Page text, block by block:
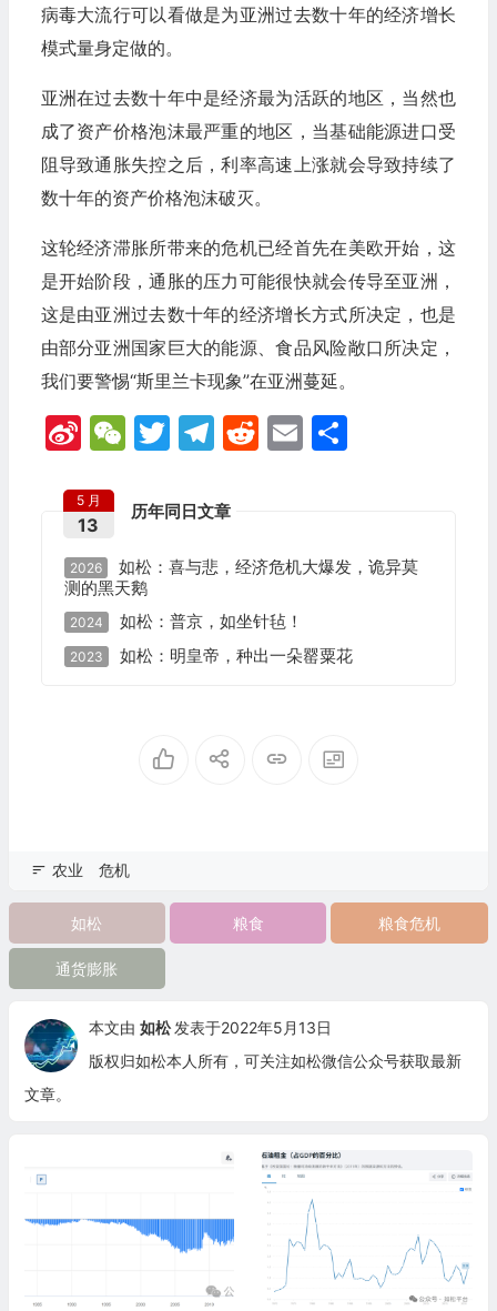
病毒大流行可以看做是为亚洲过去数十年的经济增长
模式量身定做的。
亚洲在过去数十年中是经济最为活跃的地区，当然也
成了资产价格泡沫最严重的地区，当基础能源进口受
阻导致通胀失控之后，利率高速上涨就会导致持续了
数十年的资产价格泡沫破灭。
这轮经济滞胀所带来的危机已经首先在美欧开始，这
是开始阶段，通胀的压力可能很快就会传导至亚洲，
这是由亚洲过去数十年的经济增长方式所决定，也是
由部分亚洲国家巨大的能源、食品风险敞口所决定，
我们要警惕“斯里兰卡现象”在亚洲蔓延。
SinaWeChat
Twitter
Telegram
Reddit
Email
分
历年同日文章
5 月
13
2026
如松：喜与悲，经济危机大爆发，诡异莫
测的黑天鹅
2024 如松：普京，如坐针毡！
2023 如松：明皇帝，种出一朵罂粟花
农业 危机
如松 粮食 粮食危机
通货膨胀
本文由 如松 发表于2022年5月13日
版权归如松本人所有，可关注如松微信公众号获取最新
文章。